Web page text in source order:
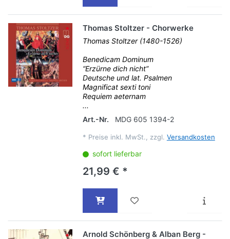
Thomas Stoltzer - Chorwerke
Thomas Stoltzer (1480-1526)
Benedicam Dominum
“Erzürne dich nicht”
Deutsche und lat. Psalmen
Magnificat sexti toni
Requiem aeternam
...
Art.-Nr.
MDG 605 1394-2
* Preise inkl. MwSt., zzgl. Versandkosten
sofort lieferbar
21,99 € *
Arnold Schönberg & Alban Berg -